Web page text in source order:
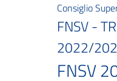
Consiglio
FNSV -
2022/
FNSV